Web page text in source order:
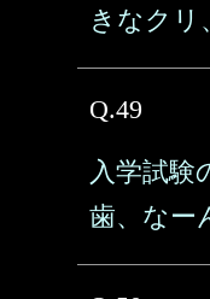
きなクリ
Q.49
入学試験
歯、なー